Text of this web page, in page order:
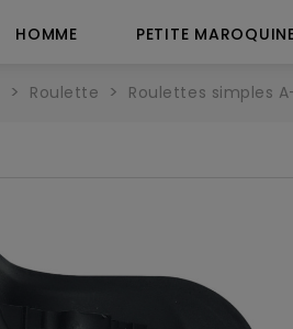
HOMME PETITE
Roulette Roulettes simples